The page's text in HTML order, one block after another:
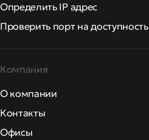
Определить IP адрес
Проверить порт на доступность
Компания
О компании
Контакты
Офисы